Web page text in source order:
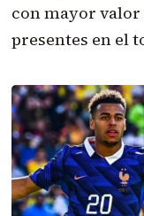
con mayor valor
presentes en el